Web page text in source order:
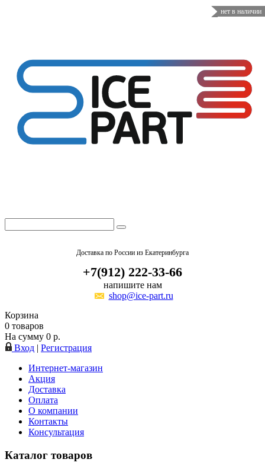
Доставка по России из Екатеринбурга
+7(912) 222-33-66
напишите нам
shop@ice-part.ru
Корзина
0 товаров
На сумму 0 р.
Вход | Регистрация
Интернет-магазин
Акция
Доставка
Оплата
О компании
Контакты
Консультация
Каталог товаров
нет в наличии